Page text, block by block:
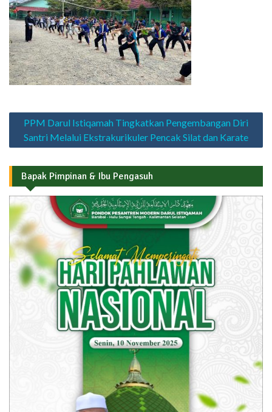
Navigasi
pos
PPM Darul Istiqamah Tingkatkan Pengembangan Diri
Santri Melalui Ekstrakurikuler Pencak Silat dan Karate
Bapak Pimpinan & Ibu Pengasuh